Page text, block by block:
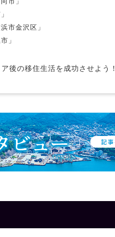
市金沢区」
」
後の移住生活を成功させよう！